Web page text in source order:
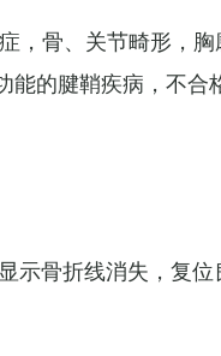
，骨、关节畸形，
的腱鞘疾病，不合
示骨折线消失，复